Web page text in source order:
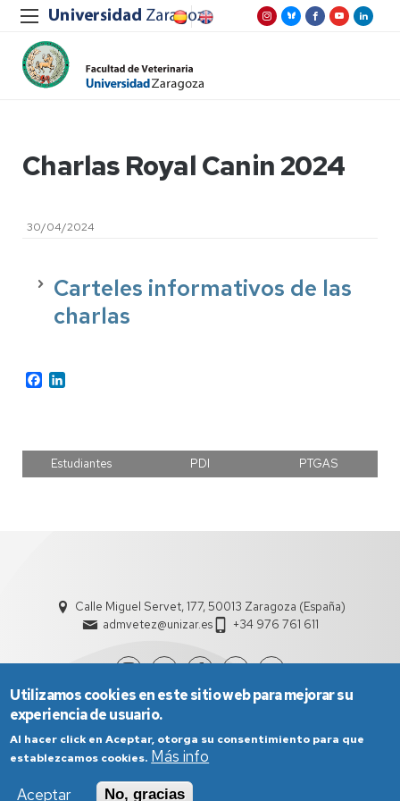
Charlas Royal Canin 2024
30/04/2024
Carteles informativos de las
charlas
Facebook
Estudiantes PDI PTGAS
Calle Miguel Servet, 177, 50013 Zaragoza (España)
admvetez@unizar.es
+34 976 761 611
Utilizamos cookies en este sitio web para mejorar su
experiencia de usuario.
Al hacer click en Aceptar, otorga su consentimiento para que
establezcamos cookies. Más info
Aceptar
No, gracias